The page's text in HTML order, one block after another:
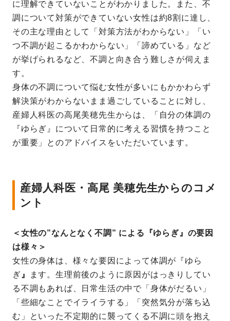
に理解できていないことがわかりました。また、不
調について対策ができていない女性は約8割に達し、
その主な理由として「対策方法がわからない」「い
つ不調が起こるかわからない」「諦めている」など
が挙げられるなど、不調と向き合う難しさが伺えま
す。
身体の不調について悩む女性が多いにもかかわらず
解決策がわからないまま過ごしていることに対し、
産婦人科医の高尾美穂先生からは、「自分の体調の
『ゆらぎ』について日常的に考える習慣を持つこと
が重要」とのアドバイスをいただいています。
産婦人科医・高尾 美穂先生からのコメ
ント
＜女性の”なんとなく不調” による『ゆらぎ』の要因
は様々＞
女性の身体は、様々な要因によって体調が『ゆら
ぎ 』
ます。生理前後のように原因がはっきりしてい
る不調もあれば、日常生活の中で「身体がだるい」
「些細なことでイライラする」「突然気分が落ち込
む」といった不定期的に襲ってくる不調に頭を抱え